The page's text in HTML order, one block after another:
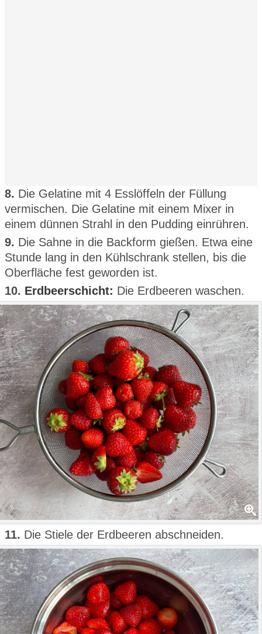
8. Die Gelatine mit 4 Esslöffeln der Füllung
vermischen. Die Gelatine mit einem Mixer in
einem dünnen Strahl in den Pudding einrühren.
9. Die Sahne in die Backform gießen. Etwa eine
Stunde lang in den Kühlschrank stellen, bis die
Oberfläche fest geworden ist.
10. Erdbeerschicht: Die Erdbeeren waschen.
11. Die Stiele der Erdbeeren abschneiden.